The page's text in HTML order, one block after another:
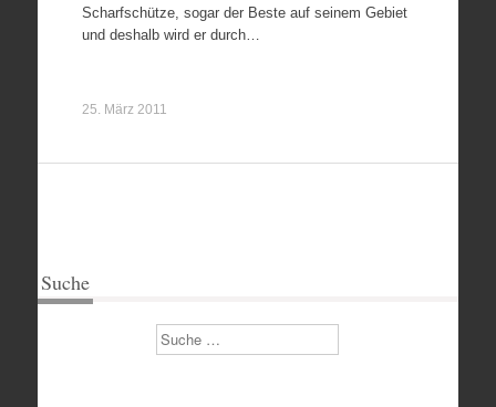
Scharfschütze, sogar der Beste auf seinem Gebiet
und deshalb wird er durch…
25. März 2011
Suche
Suchen